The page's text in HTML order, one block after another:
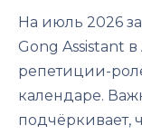
На июль 2026
Gong Assistant
репетиции-
календаре.
подчёркивает,